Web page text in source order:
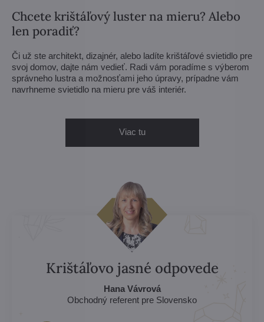
Chcete krištáľový luster na mieru? Alebo
len poradiť?
Či už ste architekt, dizajnér, alebo ladíte krištáľové svietidlo pre
svoj domov, dajte nám vedieť. Radi vám poradíme s výberom
správneho lustra a možnosťami jeho úpravy, prípadne vám
navrhneme svietidlo na mieru pre váš interiér.
Viac tu
Krištáľovo jasné odpovede
Hana Vávrová
Obchodný referent pre Slovensko